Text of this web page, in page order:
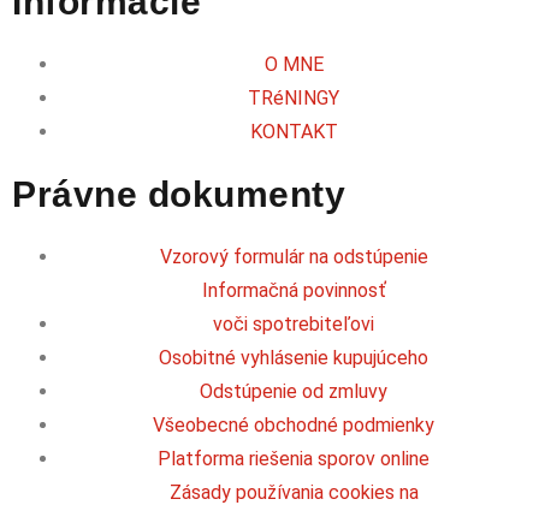
O MNE
TRéNINGY
KONTAKT
Právne dokumenty
Vzorový formulár na odstúpenie
Informačná povinnosť
voči spotrebiteľovi
Osobitné vyhlásenie kupujúceho
Odstúpenie od zmluvy
Všeobecné obchodné podmienky
Platforma riešenia sporov online
Zásady používania cookies na